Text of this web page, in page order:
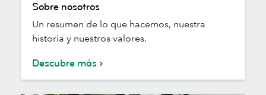
nosotros
Sobre nosotros
Un resumen de lo que hacemos, nuestra
historia y nuestros valores.
Descubre más